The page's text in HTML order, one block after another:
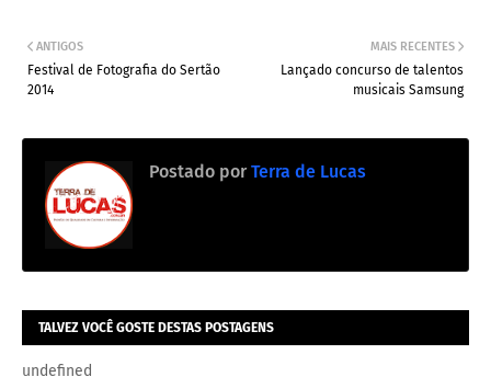
MAIS RECENTES
Lançado concurso de talentos
musicais Samsung
ANTIGOS
Festival de Fotografia do Sertão
2014
Postado por Terra de Lucas
TALVEZ VOCÊ GOSTE DESTAS POSTAGENS
undefined